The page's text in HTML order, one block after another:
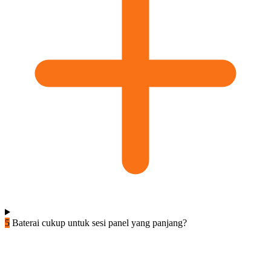
5 Baterai cukup untuk sesi panel yang panjang?